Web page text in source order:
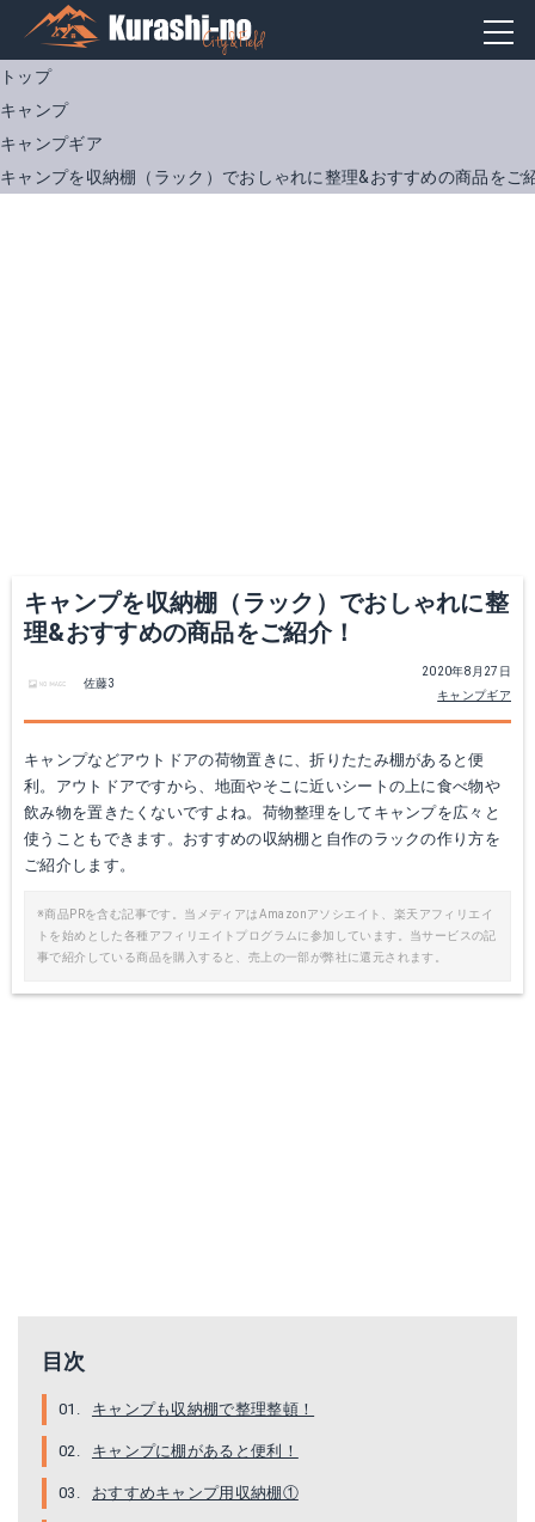
トップ
キャンプ
キャンプギア
キャンプを収納棚（ラック）でおしゃれに整理&おすすめの商品をご
キャンプを収納棚（ラック）でおしゃれに整
理&おすすめの商品をご紹介！
2020年8月27日
キャンプギア
佐藤3
キャンプなどアウトドアの荷物置きに、折りたたみ棚があると便
利。アウトドアですから、地面やそこに近いシートの上に食べ物や
飲み物を置きたくないですよね。荷物整理をしてキャンプを広々と
使うこともできます。おすすめの収納棚と自作のラックの作り方を
ご紹介します。
※商品PRを含む記事です。当メディアはAmazonアソシエイト、楽天アフィリエイ
トを始めとした各種アフィリエイトプログラムに参加しています。当サービスの記
事で紹介している商品を購入すると、売上の一部が弊社に還元されます。
目次
キャンプも収納棚で整理整頓！
キャンプに棚があると便利！
おすすめキャンプ用収納棚①
テキーラテーブル
Amazonで詳細を見る Amazonで詳細を見る